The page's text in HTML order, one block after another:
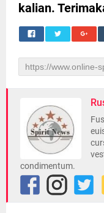
kalian.
condimentum.